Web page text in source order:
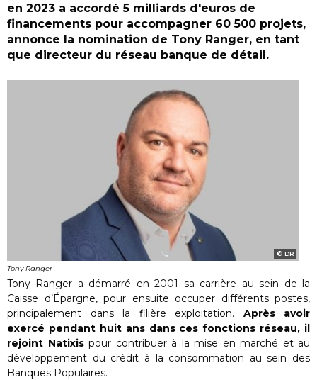
en 2023 a accordé 5 milliards d'euros de
financements pour accompagner 60 500 projets,
annonce la nomination de Tony Ranger, en tant
que directeur du réseau banque de détail.
DR
Tony Ranger
Tony Ranger a démarré en 2001 sa carrière au sein de la
Caisse d’Épargne, pour ensuite occuper différents postes,
principalement dans la filière exploitation. Après avoir
exercé pendant huit ans dans ces fonctions réseau, il
rejoint Natixispour contribuer à la mise en marché et au
développement du crédit à la consommation au sein des
Banques Populaires.